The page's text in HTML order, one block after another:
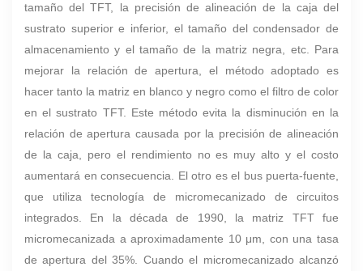
tamaño del TFT, la precisión de alineación de la caja del
sustrato superior e inferior, el tamaño del condensador de
almacenamiento y el tamaño de la matriz negra, etc. Para
mejorar la relación de apertura, el método adoptado es
hacer tanto la matriz en blanco y negro como el filtro de color
en el sustrato TFT. Este método evita la disminución en la
relación de apertura causada por la precisión de alineación
de la caja, pero el rendimiento no es muy alto y el costo
aumentará en consecuencia. El otro es el bus puerta-fuente,
que utiliza tecnología de micromecanizado de circuitos
integrados. En la década de 1990, la matriz TFT fue
micromecanizada a aproximadamente 10 μm, con una tasa
de apertura del 35%. Cuando el micromecanizado alcanzó